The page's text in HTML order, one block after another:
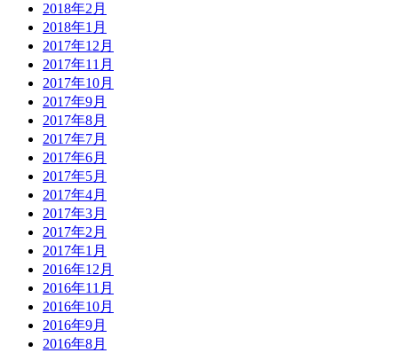
2018年2月
2018年1月
2017年12月
2017年11月
2017年10月
2017年9月
2017年8月
2017年7月
2017年6月
2017年5月
2017年4月
2017年3月
2017年2月
2017年1月
2016年12月
2016年11月
2016年10月
2016年9月
2016年8月